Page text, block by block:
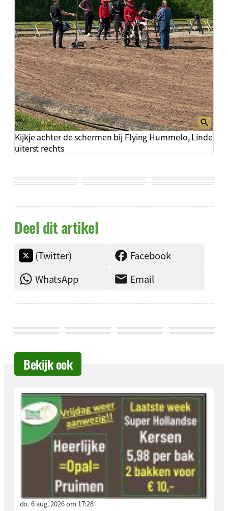
Kijkje achter de schermen bij Flying Hummelo, Linde
uiterst rechts
Deel dit artikel
(Twitter)
Facebook
WhatsApp
Email
Bekijk ook
do. 6 aug. 2026 om 17:28